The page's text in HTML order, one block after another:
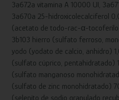
3a672a vitamina A 10000 UI,
3a670a 25-hidroxicolecalciferol
(acetato de todo-rac-α-tocoferilo)
3b103 hierro (sulfato ferroso,
yodo (yodato de calcio, anhidro)
(sulfato cúprico, pentahidratado)
(sulfato manganoso
(sulfato de zinc monohidratado)